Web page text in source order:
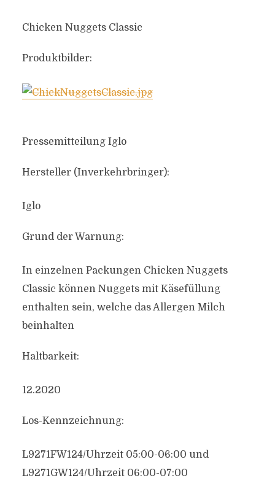
Chicken Nuggets Classic
Produktbilder:
Pressemitteilung Iglo
Hersteller (Inverkehrbringer):
Iglo
Grund der Warnung:
In einzelnen Packungen Chicken Nuggets
Classic können Nuggets mit Käsefüllung
enthalten sein, welche das Allergen Milch
beinhalten
Haltbarkeit:
12.2020
Los-Kennzeichnung:
L9271FW124/Uhrzeit 05:00-06:00 und
L9271GW124/Uhrzeit 06:00-07:00